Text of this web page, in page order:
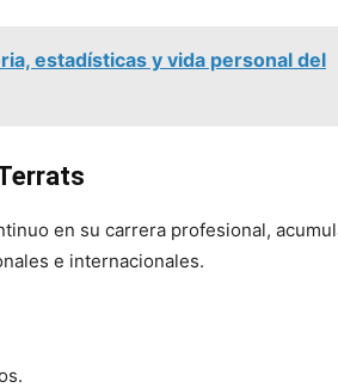
estadísticas y vida personal del
en su carrera profesional,
e internacionales.